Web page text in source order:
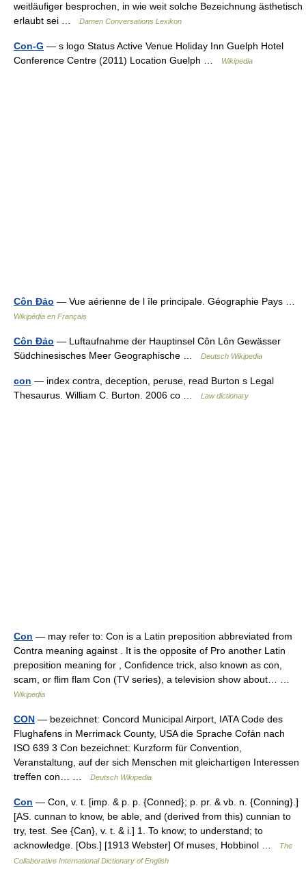
weitläufiger besprochen, in wie weit solche Bezeichnung ästhetisch
erlaubt sei …
Damen Conversations Lexikon
Con-G — s logo Status Active Venue Holiday Inn Guelph Hotel
Conference Centre (2011) Location Guelph …
Wikipedia
Côn Đảo — Vue aérienne de l île principale. Géographie Pays …
Wikipédia en Français
Côn Đảo — Luftaufnahme der Hauptinsel Côn Lôn Gewässer
Südchinesisches Meer Geographische …
Deutsch Wikipedia
con — index contra, deception, peruse, read Burton s Legal
Thesaurus. William C. Burton. 2006 co …
Law dictionary
Con — may refer to: Con is a Latin preposition abbreviated from
Contra meaning against . It is the opposite of Pro another Latin
preposition meaning for , Confidence trick, also known as con,
scam, or flim flam Con (TV series), a television show about… …
Wikipedia
CON — bezeichnet: Concord Municipal Airport, IATA Code des
Flughafens in Merrimack County, USA die Sprache Cofán nach
ISO 639 3 Con bezeichnet: Kurzform für Convention,
Veranstaltung, auf der sich Menschen mit gleichartigen Interessen
treffen con… …
Deutsch Wikipedia
Con — Con, v. t. [imp. & p. p. {Conned}; p. pr. & vb. n. {Conning}.]
[AS. cunnan to know, be able, and (derived from this) cunnian to
try, test. See {Can}, v. t. & i.] 1. To know; to understand; to
acknowledge. [Obs.] [1913 Webster] Of muses, Hobbinol …
The
Collaborative International Dictionary of English